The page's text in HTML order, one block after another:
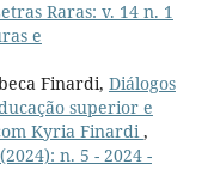
Raras: v. 14 n. 1
e
Finardi, Diálogos
superior e
Kyria Finardi ,
n. 5 - 2024 -